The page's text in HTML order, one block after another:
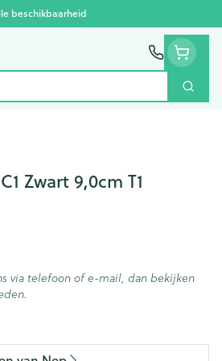
beschikbaarheid
Zoek
Zwart 9,0cm T1
via telefoon of e-mail, dan bekijken